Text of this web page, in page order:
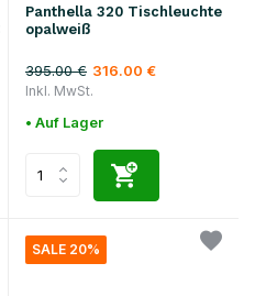
Panthella 320 Tischleuchte
opalweiß
395.00 € 316.00 €
Inkl. MwSt.
• Auf Lager
SALE 20%